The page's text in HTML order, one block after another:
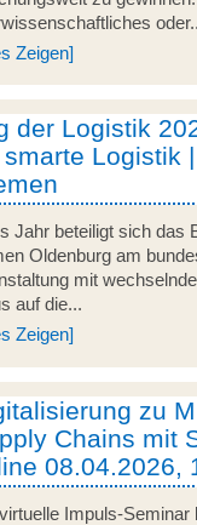
Zeigen]
der Logistik
smarte Logistik
Jahr beteiligt sich das
Oldenburg am
mit
auf die...
Zeigen]
zu
Chains mit
08.04.2026,
Impuls-Seminar